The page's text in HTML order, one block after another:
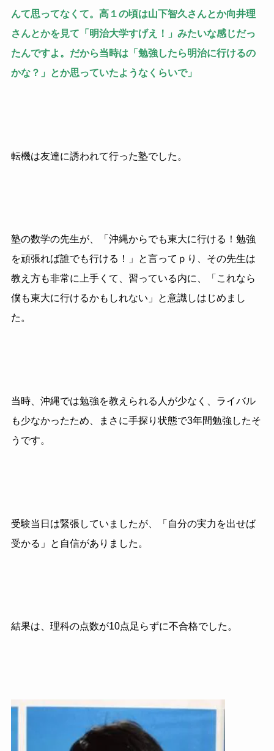
んて思ってなくて。高１の頃は山下智久さんとか向井理
さんとかを見て「明治大学すげえ！」みたいな感じだっ
たんですよ。だから当時は「勉強したら明治に行けるの
かな？」とか思っていたようなくらいで」
転機は友達に誘われて行った塾でした。
塾の数学の先生が、「沖縄からでも東大に行ける！勉強
を頑張れば誰でも行ける！」と言ってｐり、その先生は
教え方も非常に上手くて、習っている内に、「これなら
僕も東大に行けるかもしれない」と意識しはじめまし
た。
当時、沖縄では勉強を教えられる人が少なく、ライバル
も少なかったため、まさに手探り状態で3年間勉強したそ
うです。
受験当日は緊張していましたが、「自分の実力を出せば
受かる」と自信がありました。
結果は、理科の点数が10点足らずに不合格でした。